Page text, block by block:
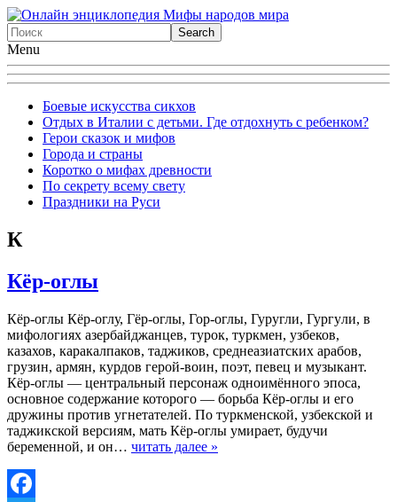
Menu
Боевые искусства сикхов
Отдых в Италии с детьми. Где отдохнуть с ребенком?
Герои сказок и мифов
Города и страны
Коротко о мифах древности
По секрету всему свету
Праздники на Руси
К
Кёр-оглы
Кёр-оглы Кёр-оглу, Гёр-оглы, Гор-оглы, Гуругли, Гургyли, в
мифологиях азербайджанцев, турок, туркмен, узбеков,
казахов, каракалпаков, таджиков, среднеазиатских арабов,
грузин, армян, курдов герой-воин, поэт, певец и музыкант.
Кёр-оглы — центральный персонаж одноимённого эпоса,
основное содержание которого — борьба Кёр-оглы и его
дружины против угнетателей. По туркменской, узбекской и
таджикской версиям, мать Кёр-оглы умирает, будучи
беременной, и он… читать далее »